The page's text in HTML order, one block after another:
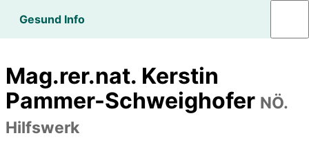
Gesund Info
Mag.rer.nat. Kerstin
Pammer-Schweighofer NÖ.
Hilfswerk